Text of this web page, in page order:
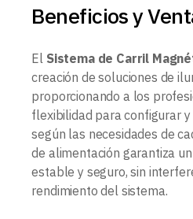
Beneficios y
El Sistema de Carril
creación de soluciones de
proporcionando a los
flexibilidad para configurar
según las necesidades de
de alimentación garantiza
estable y seguro, sin
rendimiento del sistema.